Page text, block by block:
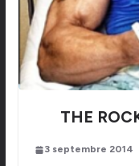
THE
3 septembre 2014